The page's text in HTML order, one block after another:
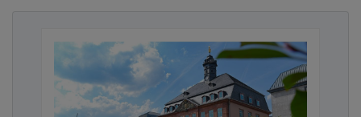
5. Transparenz über Datenflüsse
Eine souveräne Architektur zeichnet sich vor allem
dadurch aus, dass Datenflüsse klar nachvollziehbar
sind – technisch wie rechtlich. Nur so lässt sich